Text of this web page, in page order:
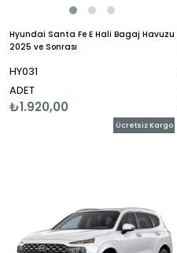
Hyundai Santa Fe E Hali Bagaj Havuzu
2025 ve Sonrası
HY031
ADET
₺1.920,00
Ücretsiz Kargo